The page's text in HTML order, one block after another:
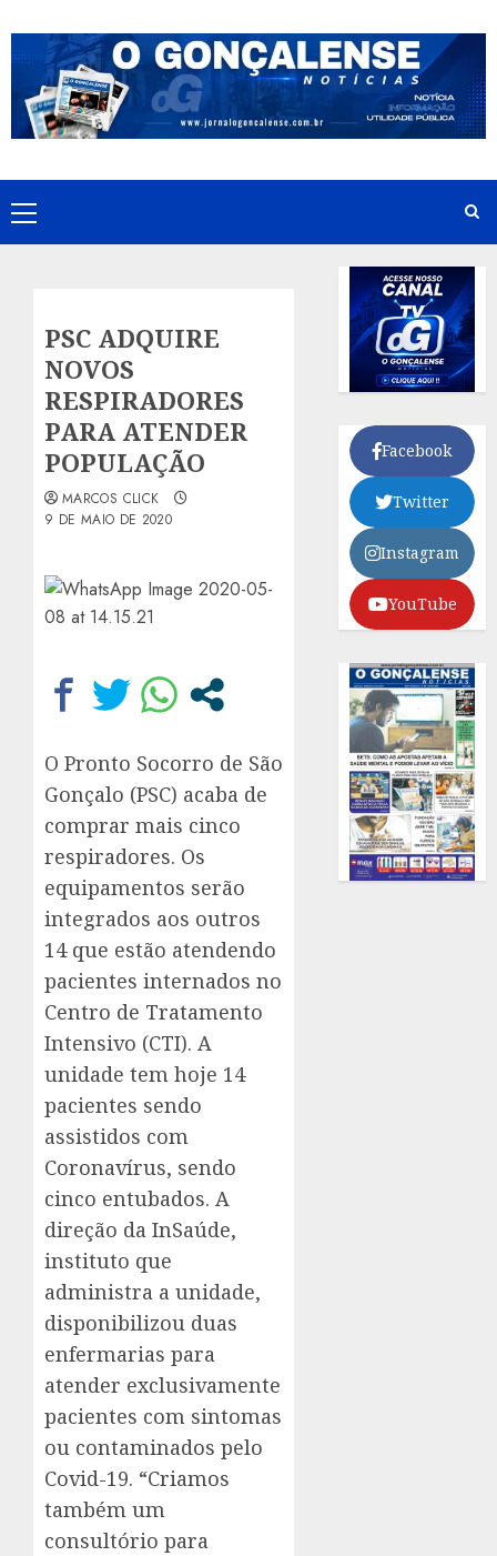
to
content
Primary
Menu
PSC ADQUIRE
NOVOS
RESPIRADORES
PARA ATENDER
POPULAÇÃO
MARCOS CLICK
9 DE MAIO DE 2020
O Pronto Socorro de São
Gonçalo (PSC) acaba de
comprar mais cinco
respiradores. Os
equipamentos serão
integrados aos outros
14 que estão atendendo
pacientes internados no
Centro de Tratamento
Intensivo (CTI). A
unidade tem hoje 14
pacientes sendo
assistidos com
Coronavírus, sendo
cinco entubados. A
direção da InSaúde,
instituto que
administra a unidade,
disponibilizou duas
enfermarias para
atender exclusivamente
pacientes com sintomas
ou contaminados pelo
Covid-19. “Criamos
também um
consultório para
Facebook
Twitter
Instagram
YouTube